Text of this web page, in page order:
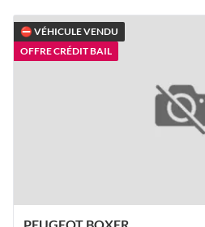
⛔ VÉHICULE VENDU
OFFRE CRÉDIT BAIL